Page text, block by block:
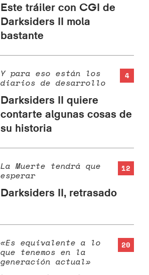
Este tráiler con CGI de
Darksiders II mola
bastante
4
Y para eso están los
diarios de desarrollo
Darksiders II quiere
contarte algunas cosas de
su historia
12
La Muerte tendrá que
esperar
Darksiders II, retrasado
20
«Es equivalente a lo
que tenemos en la
generación actual»